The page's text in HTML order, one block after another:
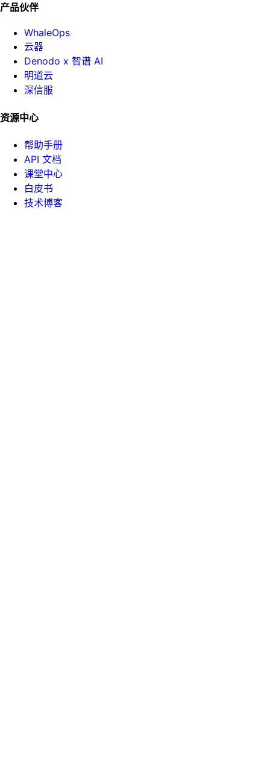
产品伙伴
WhaleOps
云器
Denodo x 智谱 AI
明道云
深信服
资源中心
帮助手册
API 文档
课堂中心
白皮书
技术博客